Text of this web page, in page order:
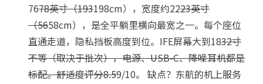
7678英寸（193198cm），宽度约2223英寸
（5658cm），是全平躺里横向最宽之一。每个座位
直通走道，隐私挡板高度到位。IFE屏幕大到1832寸
不等（取决于批次），电源、USB-C、降噪耳机都是
标配。舒适度评分8.59/10。 缺点？东航的机上服务